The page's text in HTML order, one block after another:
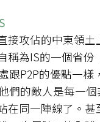
接攻佔的中東領
稱為IS的一個省
跟P2P的優點一
們的敵人是每一
在同一陣線了。